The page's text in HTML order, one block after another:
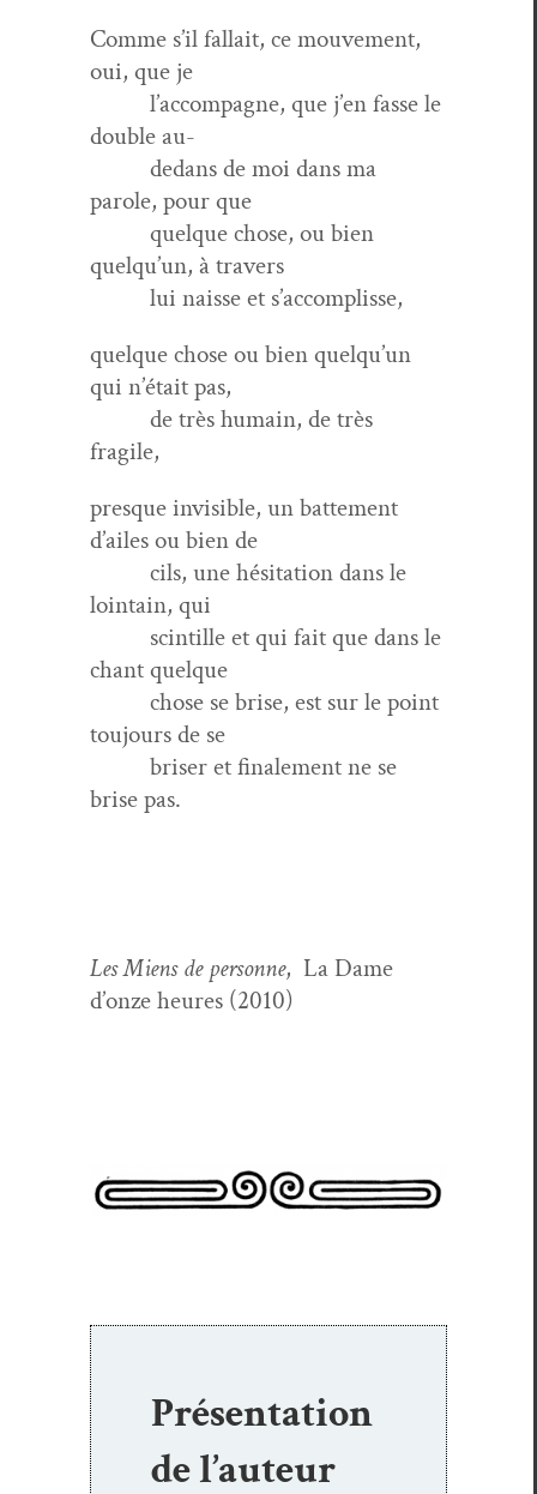
Comme s’il fal­lait, ce mou­ve­ment,
oui, que je
l’accompagne, que j’en fasse le
dou­ble au-
dedans de moi dans ma
parole, pour que
quelque chose, ou bien
quelqu’un, à travers
lui naisse et s’accomplisse,
quelque chose ou bien quelqu’un
qui n’était pas,
de très humain, de très
fragile,
presque invis­i­ble, un bat­te­ment
d’ailes ou bien de
cils, une hési­ta­tion dans le
loin­tain, qui
scin­tille et qui fait que dans le
chant quelque
chose se brise, est sur le point
tou­jours de se
bris­er et finale­ment ne se
brise pas.
Les Miens de per­son­ne, La Dame
d’onze heures (2010)
Présentation
de l’auteur